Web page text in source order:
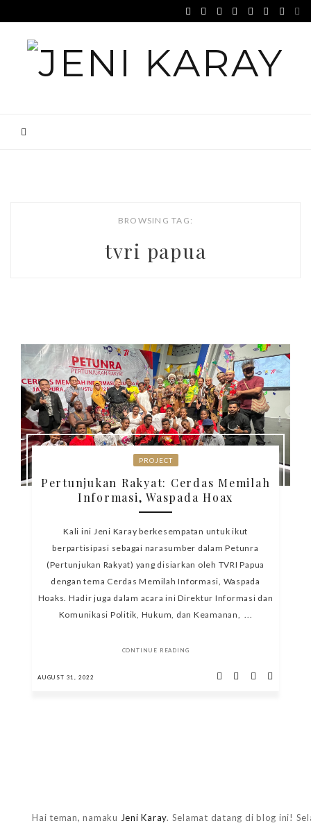
BROWSING TAG:
tvri papua
PROJECT
Pertunjukan Rakyat: Cerdas Memilah
Informasi, Waspada Hoax
Kali ini Jeni Karay berkesempatan untuk ikut
berpartisipasi sebagai narasumber dalam Petunra
(Pertunjukan Rakyat) yang disiarkan oleh TVRI Papua
dengan tema Cerdas Memilah Informasi, Waspada
Hoaks. Hadir juga dalam acara ini Direktur Informasi dan
Komunikasi Politik, Hukum, dan Keamanan, ...
CONTINUE READING
AUGUST 31, 2022
Hai teman, namaku Jeni Karay. Selamat datang di blog ini!